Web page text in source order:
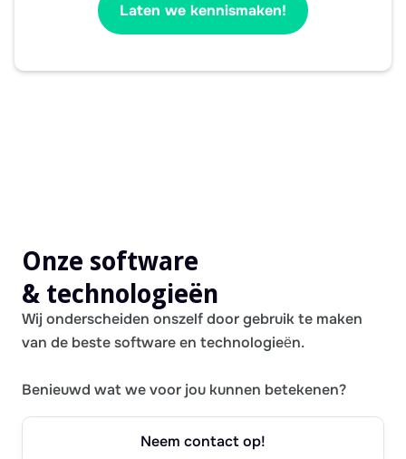
Laten we kennismaken!
Onze software
& technologieën
Wij onderscheiden onszelf door gebruik te maken
van de beste software en technologieën.
Benieuwd wat we voor jou kunnen betekenen?
Neem contact op!